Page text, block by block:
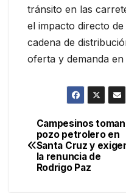
tránsito en las
el impacto directo
cadena de
oferta y demanda
Navegación
de
entradas
Campesinos toman
pozo petrolero en
Santa Cruz y
la renuncia de
Rodrigo Paz